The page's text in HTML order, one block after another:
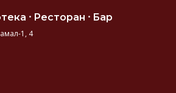
⸱ Ресторан ⸱ Бар
1, 4